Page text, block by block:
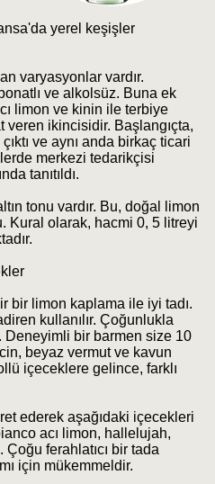
yerel keşişler
varyasyonlar vardır.
ve alkolsüz. Buna ek
limon ve kinin ile terbiye
veren ikincisidir. Başlangıçta,
ve aynı anda birkaç ticari
merkezi tedarikçisi
tanıtıldı.
tonu vardır. Bu, doğal limon
Kural olarak, hacmi 0, 5 litreyi
bir limon kaplama ile iyi tadı.
kullanılır. Çoğunlukla
Deneyimli bir barmen size 10
beyaz vermut ve kavun
içeceklere gelince, farklı
ederek aşağıdaki içecekleri
acı limon, hallelujah,
ferahlatıcı bir tada
için mükemmeldir.